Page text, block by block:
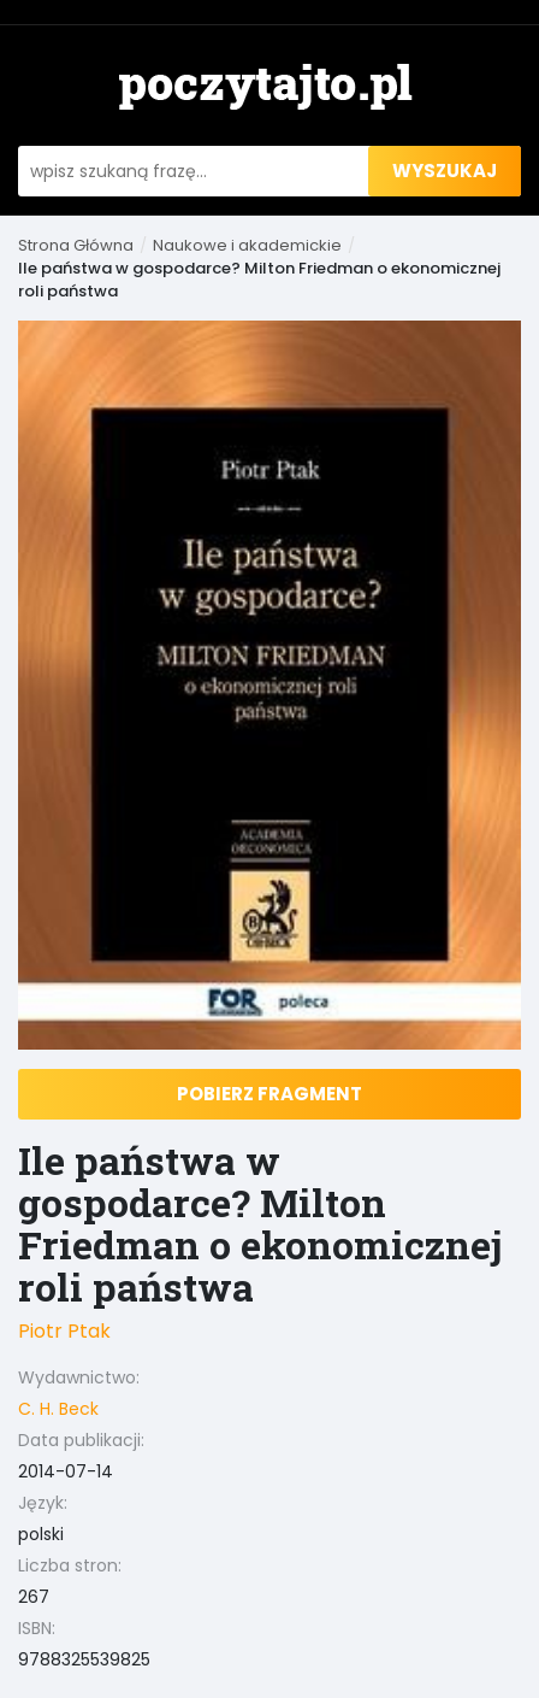
WYSZUKAJ
Strona Główna
Naukowe i akademickie
Ile państwa w gospodarce? Milton Friedman o ekonomicznej
roli państwa
POBIERZ FRAGMENT
Ile państwa w
gospodarce? Milton
Friedman o ekonomicznej
roli państwa
Piotr Ptak
Wydawnictwo:
C. H. Beck
Data publikacji:
2014-07-14
Język:
polski
Liczba stron:
267
ISBN:
9788325539825